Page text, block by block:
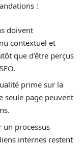
:
doivent
contextuel et
que d’être perçus
prime sur la
seule page peuvent
un processus
internes restent